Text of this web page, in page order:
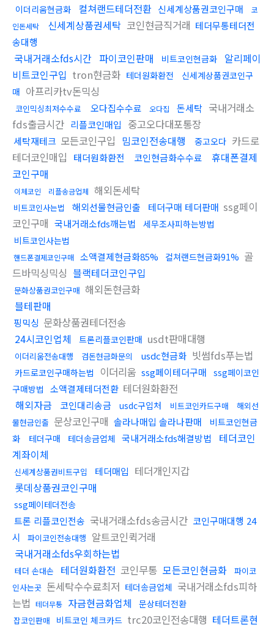
이더리움현금화 컬쳐랜드테더전환 신세계상품권코인구매
코
인돈세탁
신세계상품권세탁 코인현금직거래 테더무통테더전
송대행
국내거래소fds시간 파이코인판매 비트코인현금화
알리페이
비트코인구입 tron현금화 테더원화환전
신세계상품권코인구
매 아프리카tv돈믹싱
코인믹싱최저수수료 오다집수수료 오다집 돈세탁 국내거래소
fds출금시간 리플코인매입 중고오다대포통장
세탁재테크 모든코인구입 밈코인전송대행 중고오다 카드로
테더코인매입
태더원화환전 코인현금화수수료
휴대폰결제
코인구매
이체코인 리플송금업체 해외돈세탁
비트코인사는법 해외선물현금인출 테더구매 테더판매 ssg페이
코인구매 국내거래소fds깨는법
세무조사피하는방법
비트코인사는법
핸드폰결제코인구매 소액결제현금화85% 컬쳐랜드현금화91% 골
드바믹싱믹싱 블랙테더코인구입
문화상품권코인구매 해외돈현금화
블테판매
핑믹싱 문화상품권테더전송
24시코인업체
트론리플코인판매 usdt판매대행
이더리움전송대행 검돈현금화문의 usdc현금화 빗썸fds푸는법
카드로코인구매하는법 이더리움 ssg페이테더구매 ssg페이코인
구매방법 소액결제테더전환 테더원화환전
해외자금
코인대리송금 usdc구입처 비트코인카드구매
해외선
물현금인출 문상코인구매 솔라나매입 솔라나판매
비트코인현금
화
테더구매 테더송금업체 국내거래소fds해결방법
테더코인
계좌이체
신세계상품권비트구입 테더매입 테더개인지갑
롯데상품권코인구매
ssg페이테더전송
트론 리플코인전송 국내거래소fds송금시간 코인구매대행 24
시
파이코인전송대행 알트코인퀵거래
국내거래소fds우회하는법
테더 손대손 테더원화환전 코인무통 모든코인현금화
파이코
인사는곳 돈세탁수수료최저 테더송금업체 국내거래소fds피하
는법 테더무통 자금현금화업체 문상테더전환
잡코인판매 비트코인 체크카드 trc20코인전송대행 테더트론현